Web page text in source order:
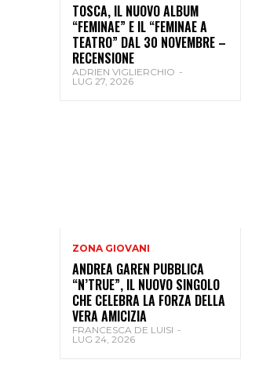
TOSCA, IL NUOVO ALBUM
“FEMINAE” E IL “FEMINAE A
TEATRO” DAL 30 NOVEMBRE –
RECENSIONE
ADRIEN VIGLIERCHIO -
LUG 27, 2026
ZONA GIOVANI
ANDREA GAREN PUBBLICA
“N’TRUE”, IL NUOVO SINGOLO
CHE CELEBRA LA FORZA DELLA
VERA AMICIZIA
FRANCESCA DE LUISI -
LUG 24, 2026